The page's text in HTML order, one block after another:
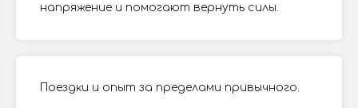
напряжение и помогают вернуть силы.
Поездки и опыт за пределами привычного.